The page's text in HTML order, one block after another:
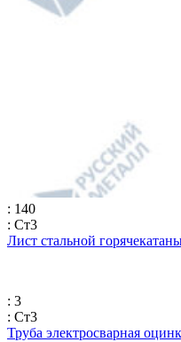
: 140
: Ст3
Лист стальной
: 3
: Ст3
Труба электросварная